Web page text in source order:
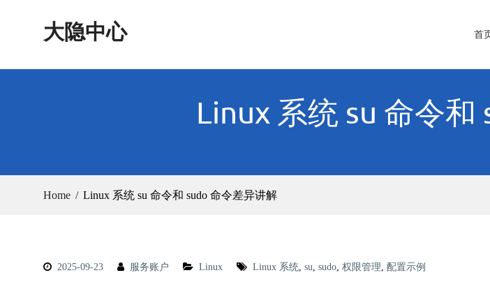
大隐中心 首
Linux 系统 su 命令
Home Linux 系统 su 命令和 sudo 命令差异讲解
2025-09-23 服务账户 Linux Linux 系统, su, sudo, 权限管理, 配置示例